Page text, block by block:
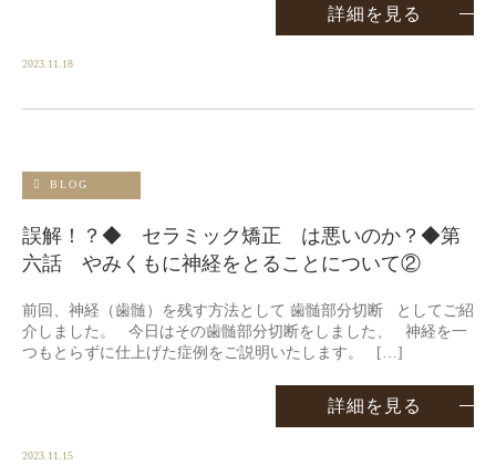
詳細を見る
2023.11.18
BLOG
誤解！？◆ セラミック矯正 は悪いのか？◆第
六話 やみくもに神経をとることについて②
前回、神経（歯髄）を残す方法として 歯髄部分切断 としてご紹
介しました。 今日はその歯髄部分切断をしました、 神経を一
つもとらずに仕上げた症例をご説明いたします。 […]
詳細を見る
2023.11.15